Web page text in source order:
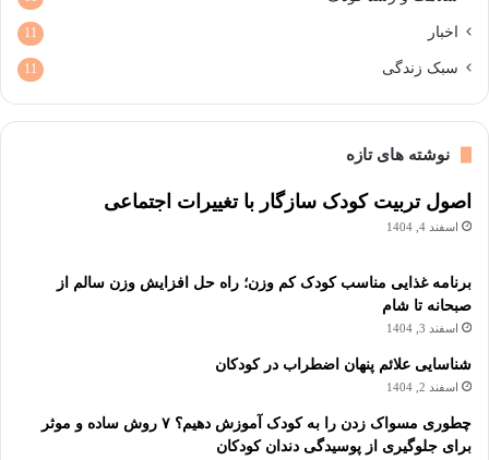
اخبار 11
سبک زندگی 11
نوشته های تازه
اصول تربیت کودک سازگار با تغییرات اجتماعی
اسفند 4, 1404
برنامه غذایی مناسب کودک کم وزن؛ راه حل افزایش وزن سالم از
صبحانه تا شام
اسفند 3, 1404
شناسایی علائم پنهان اضطراب در کودکان
اسفند 2, 1404
چطوری مسواک زدن را به کودک آموزش دهیم؟ ۷ روش ساده و موثر
برای جلوگیری از پوسیدگی دندان کودکان